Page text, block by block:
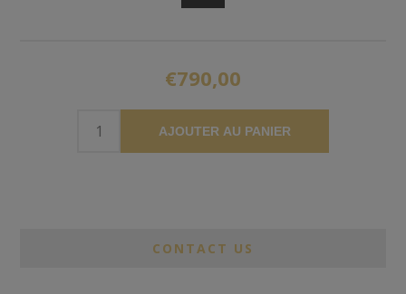
€790,00
AJOUTER AU PANIER
CONTACT US